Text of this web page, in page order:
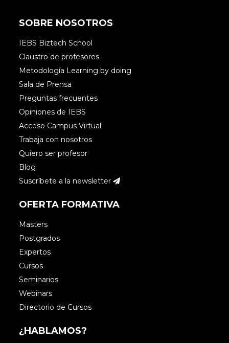
SOBRE NOSOTROS
IEBS Biztech School
Claustro de profesores
Metodología Learning by doing
Sala de Prensa
Preguntas frecuentes
Opiniones de IEBS
Acceso Campus Virtual
Trabaja con nosotros
Quiero ser profesor
Blog
Suscríbete a la newsletter
OFERTA FORMATIVA
Masters
Postgrados
Expertos
Cursos
Seminarios
Webinars
Directorio de Cursos
¿HABLAMOS?